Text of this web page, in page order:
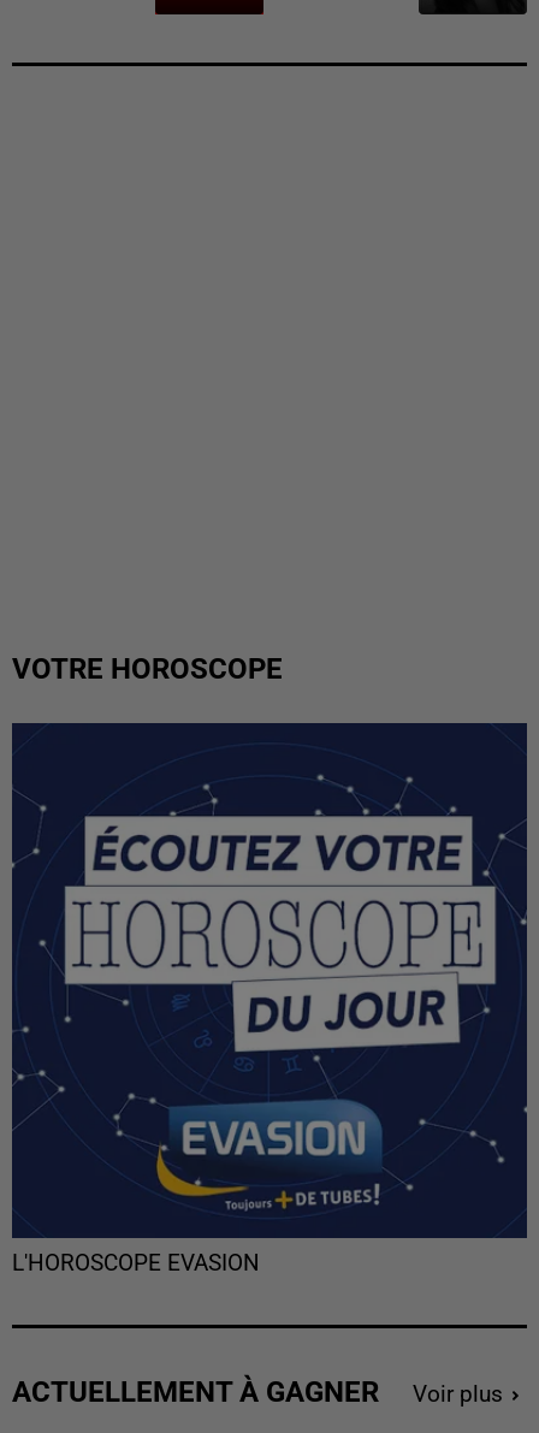
VOTRE HOROSCOPE
L'HOROSCOPE EVASION
ACTUELLEMENT À GAGNER Voir plus